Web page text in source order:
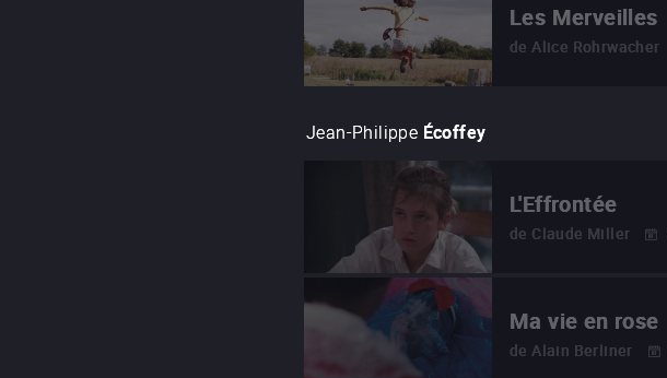
Les Merveilles
de Alice Rohrwacher
Jean-Philippe Écoffey
L'Effrontée
de Claude Miller
Ma vie en rose
de Alain Berliner